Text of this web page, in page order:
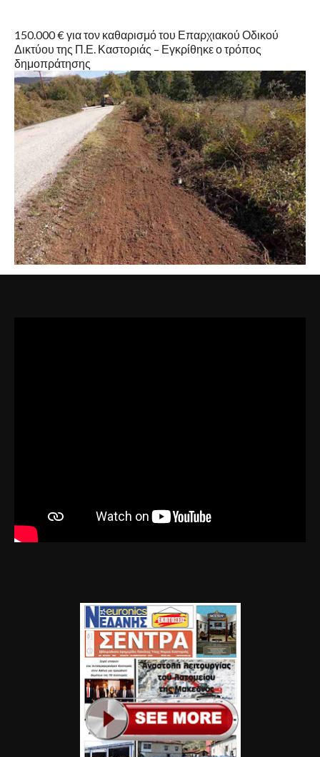
150.000 € για τον καθαρισμό του Επαρχιακού Οδικού
Δικτύου της Π.Ε. Καστοριάς – Εγκρίθηκε ο τρόπος
δημοπράτησης